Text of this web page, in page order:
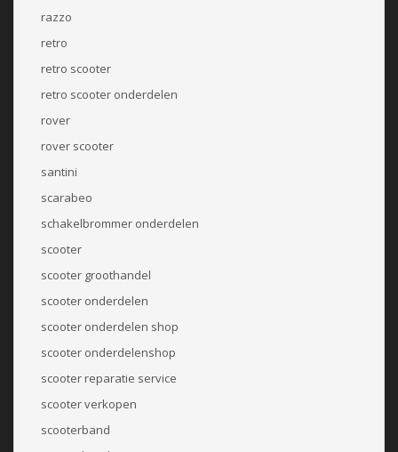
razzo
retro
retro scooter
retro scooter onderdelen
rover
rover scooter
santini
scarabeo
schakelbrommer onderdelen
scooter
scooter groothandel
scooter onderdelen
scooter onderdelen shop
scooter onderdelenshop
scooter reparatie service
scooter verkopen
scooterband